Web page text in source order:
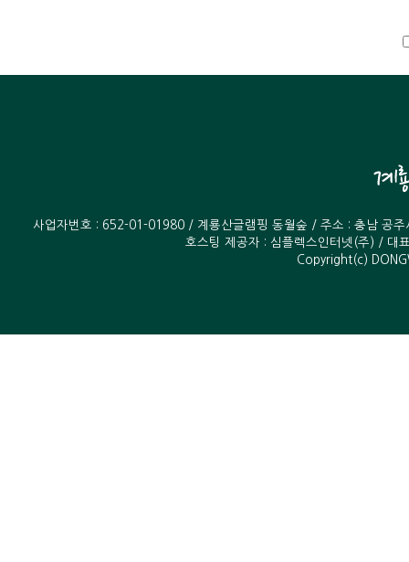
사업자번호 : 652-01-01980 / 계룡산글램핑 동월숲 / 주소 : 충남 공
호스팅 제공자 : 심플렉스인터넷(주) / 대
Copyright(c)